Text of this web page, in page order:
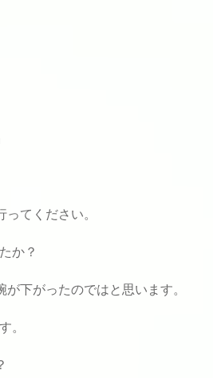
てください。
か？
下がったのではと思います。
。